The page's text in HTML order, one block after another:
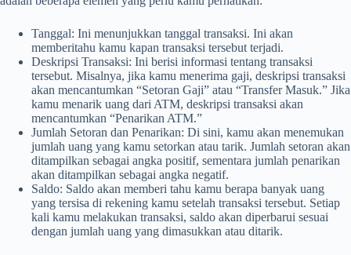
Tanggal: Ini menunjukkan tanggal transaksi. Ini akan
memberitahu kamu kapan transaksi tersebut terjadi.
Deskripsi Transaksi: Ini berisi informasi tentang transaksi
tersebut. Misalnya, jika kamu menerima gaji, deskripsi transaksi
akan mencantumkan “Setoran Gaji” atau “Transfer Masuk.” Jika
kamu menarik uang dari ATM, deskripsi transaksi akan
mencantumkan “Penarikan ATM.”
Jumlah Setoran dan Penarikan: Di sini, kamu akan menemukan
jumlah uang yang kamu setorkan atau tarik. Jumlah setoran akan
ditampilkan sebagai angka positif, sementara jumlah penarikan
akan ditampilkan sebagai angka negatif.
Saldo: Saldo akan memberi tahu kamu berapa banyak uang
yang tersisa di rekening kamu setelah transaksi tersebut. Setiap
kali kamu melakukan transaksi, saldo akan diperbarui sesuai
dengan jumlah uang yang dimasukkan atau ditarik.